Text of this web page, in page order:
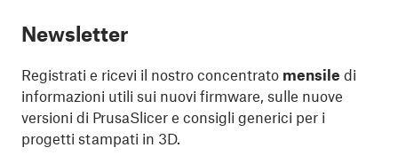
Newsletter
Registrati e ricevi il nostro concentrato mensile di
informazioni utili sui nuovi firmware, sulle nuove
versioni di PrusaSlicer e consigli generici per i
progetti stampati in 3D.